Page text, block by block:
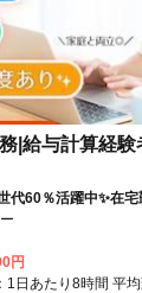
|給与計算経
代60％活躍中✨在宅
円
1日あたり8時間 平